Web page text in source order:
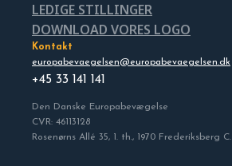
LEDIGE STILLINGER
DOWNLOAD VORES LOGO
Kontakt
europabevaegelsen@europabevaegelsen.dk
+45 33 141 141
Den Danske Europabevægelse
CVR: 46113128
Rosenørns Allé 35, 1. th., 1970 Frederiksberg C.